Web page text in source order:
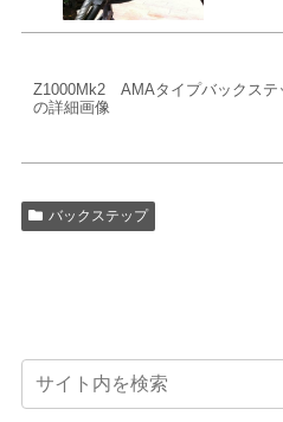
Z1000Mk2 AMAタイプバックステ
の詳細画像
バックステップ